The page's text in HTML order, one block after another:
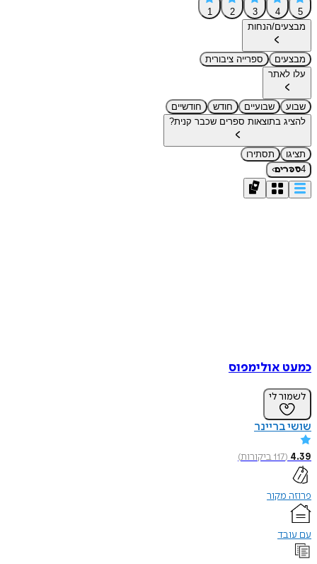
5
4
3
2
1
מבצעים/הנחות
מבצעים
ספרייה ציבורית
עלו לאתר
שבוע שבועיים חודש
חודשיים
להציג בתוצאות ספרים שכבר קנית?
תציגו
תסתירו
4ספרים›
כמעט אולימפוס
לשמור לי
שושי בריינר
4.39
(
117ביקורות)
פרוזה מקור
עם עובד